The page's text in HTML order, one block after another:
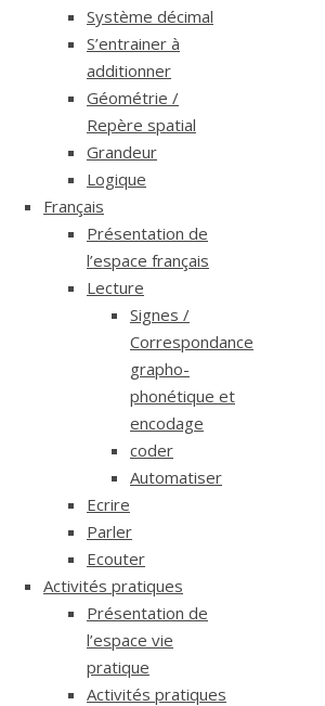
Système décimal
S’entrainer à
additionner
Géométrie /
Repère spatial
Grandeur
Logique
Français
Présentation de
l’espace français
Lecture
Signes /
Correspondance
grapho-
phonétique et
encodage
coder
Automatiser
Ecrire
Parler
Ecouter
Activités pratiques
Présentation de
l’espace vie
pratique
Activités pratiques